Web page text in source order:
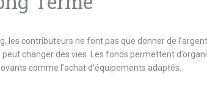
les contributeurs ne font pas que donner de
changer des vies. Les fonds permettent
comme l’achat d’équipements adaptés.